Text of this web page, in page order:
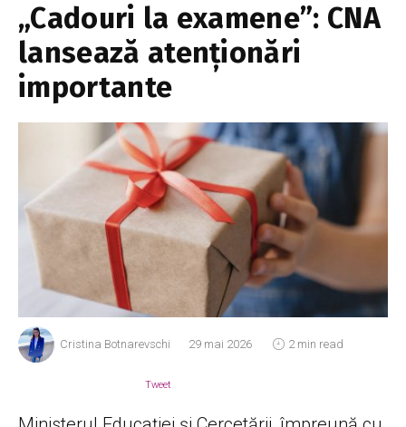
„Cadouri la examene”: CNA
lansează atenționări
importante
Cristina Botnarevschi 29 mai 2026 2 min read
Tweet